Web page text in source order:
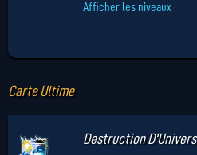
Afficher les niveaux
Carte Ultime
Destruction D'Univers